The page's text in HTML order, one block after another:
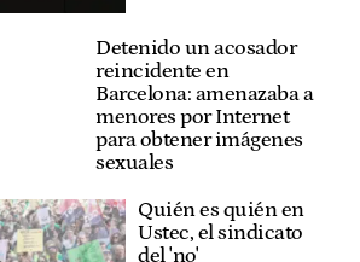
Detenido un acosador
reincidente en
Barcelona: amenazaba a
menores por Internet
para obtener imágenes
sexuales
Quién es quién en
Ustec, el sindicato
del 'no'